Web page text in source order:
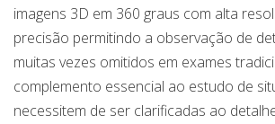
imagens 3D em 360 graus com alta
precisão permitindo a observação de
muitas vezes omitidos em exames
complemento essencial ao estudo de
necessitem de ser clarificadas ao